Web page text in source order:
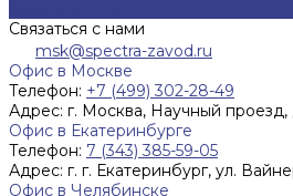
Связаться с нами
msk@spectra-zavod.ru
Офис в Москве
Телефон: +7 (499) 302-28-49
Адрес: г. Москва, Научный проезд,
Офис в Екатеринбурге
Телефон: 7 (343) 385-59-05
Адрес: г. г. Екатеринбург, ул.
Офис в Челябинске